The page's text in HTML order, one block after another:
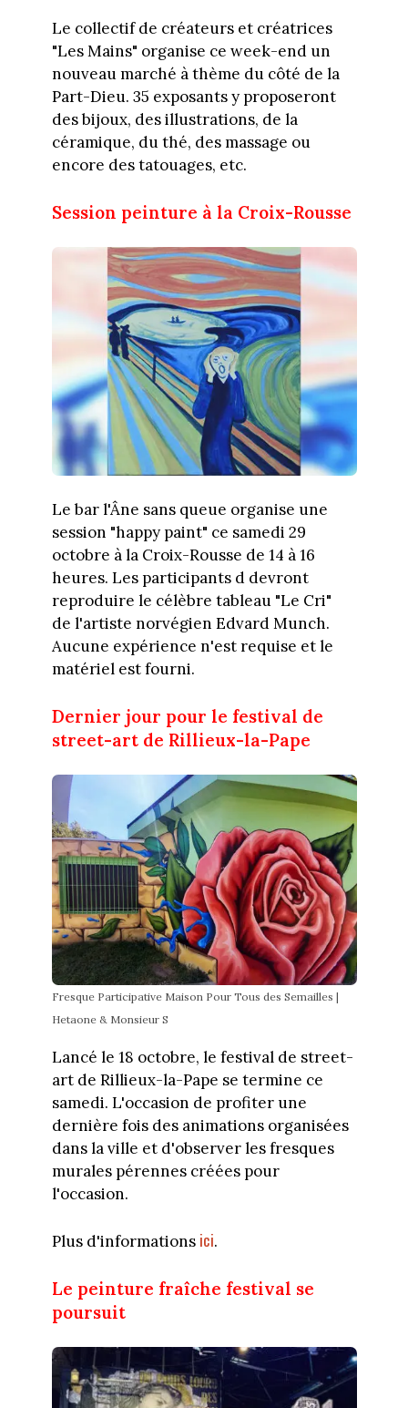
Le collectif de créateurs et créatrices
"Les Mains" organise ce week-end un
nouveau marché à thème du côté de la
Part-Dieu. 35 exposants y proposeront
des bijoux, des illustrations, de la
céramique, du thé, des massage ou
encore des tatouages, etc.
Session peinture à la Croix-Rousse
Le bar l'Âne sans queue organise une
session "happy paint" ce samedi 29
octobre à la Croix-Rousse de 14 à 16
heures. Les participants d devront
reproduire le célèbre tableau "Le Cri"
de l'artiste norvégien Edvard Munch.
Aucune expérience n'est requise et le
matériel est fourni.
Dernier jour pour le festival de
street-art de Rillieux-la-Pape
Fresque Participative Maison Pour Tous des Semailles |
Hetaone & Monsieur S
Lancé le 18 octobre, le festival de street-
art de Rillieux-la-Pape se termine ce
samedi. L'occasion de profiter une
dernière fois des animations organisées
dans la ville et d'observer les fresques
murales pérennes créées pour
l'occasion.
Plus d'informations ici.
Le peinture fraîche festival se
poursuit